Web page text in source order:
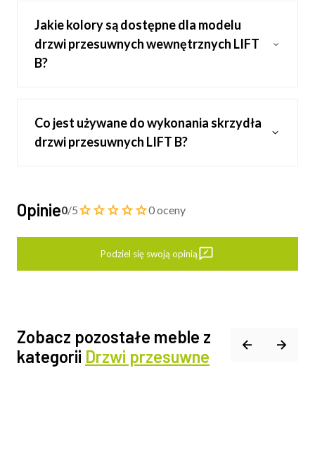
Jakie kolory są dostępne dla modelu
drzwi przesuwnych wewnętrznych LIFT
B?
Co jest używane do wykonania skrzydła
drzwi przesuwnych LIFT B?
Opinie0/5 0 oceny
Podziel się swoją opinią
Zobacz pozostałe meble z
kategorii Drzwi przesuwne